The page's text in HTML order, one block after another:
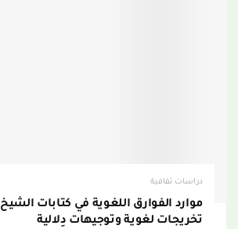
دراسات ثقافية
موارد الفوارق اللغوية في كتابات
تخريجات لغوية وتوجيهات دِلالية